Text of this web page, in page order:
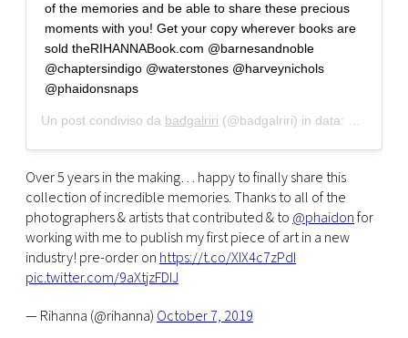
of the memories and be able to share these precious
moments with you! Get your copy wherever books are
sold theRIHANNABook.com @barnesandnoble
@chaptersindigo @waterstones @harveynichols
@phaidonsnaps
Un post condiviso da badgalriri (@badgalriri) in data: 24 Ott
Over 5 years in the making… happy to finally share this
collection of incredible memories. Thanks to all of the
photographers & artists that contributed & to @phaidonfor
working with me to publish my first piece of art in a new
industry! pre-order on https://t.co/XIX4c7zPdI
pic.twitter.com/9aXtjzFDIJ
— Rihanna (@rihanna) October 7, 2019